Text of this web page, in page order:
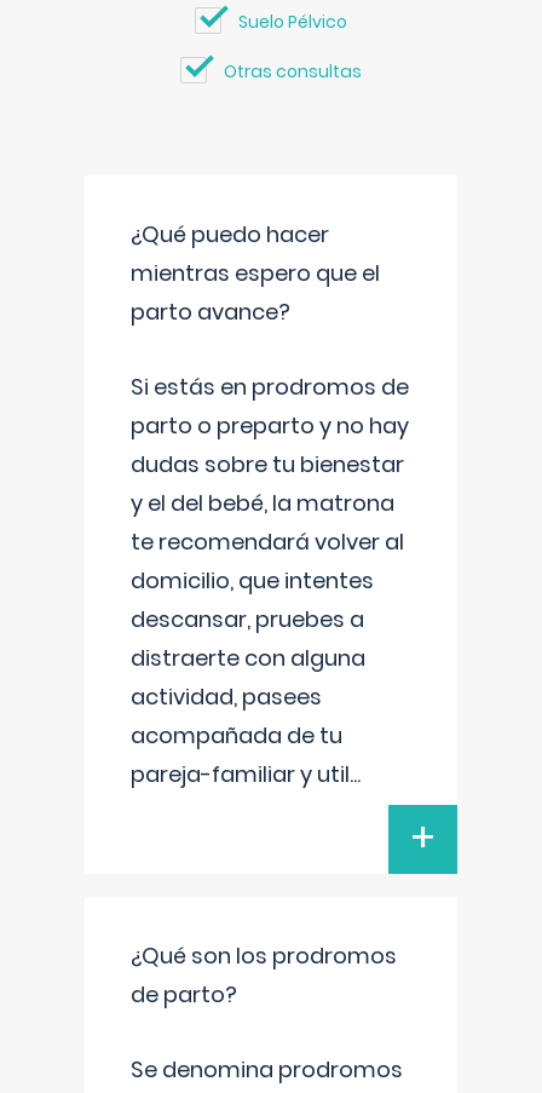
Suelo Pélvico
Otras consultas
¿Qué puedo hacer
mientras espero que el
parto avance?
Si estás en prodromos de
parto o preparto y no hay
dudas sobre tu bienestar
y el del bebé, la matrona
te recomendará volver al
domicilio, que intentes
descansar, pruebes a
distraerte con alguna
actividad, pasees
acompañada de tu
pareja-familiar y util...
+
¿Qué son los prodromos
de parto?
Se denomina prodromos